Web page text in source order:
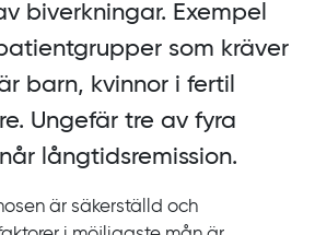
biverkningar. Exempel
som kräver
barn, kvinnor i fertil
Ungefär tre av fyra
långtidsremission.
är säkerställd och